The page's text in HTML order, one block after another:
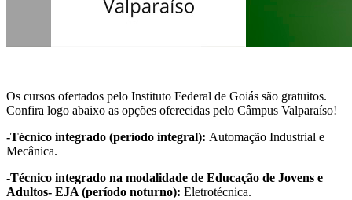
Os cursos ofertados pelo Instituto Federal de Goiás são gratuitos.
Confira logo abaixo as opções oferecidas pelo Câmpus Valparaíso!
-Técnico integrado (período integral): Automação Industrial e
Mecânica.
-Técnico integrado na modalidade de Educação de Jovens e
Adultos- EJA (período noturno): Eletrotécnica.